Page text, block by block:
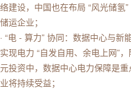
络建设，中国也在布局 “风光储氢
储运企业；
· “电 - 算力” 协同：数据中心与新
实现电力 “自发自用、余电上网”
元投资中，数据中心电力保障是
业将持续受益；